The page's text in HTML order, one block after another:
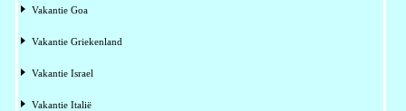
Vakantie Goa
Vakantie Griekenland
Vakantie Israel
Vakantie Italië